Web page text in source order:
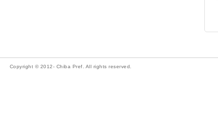
Copyright © 2012- Chiba Pref. All rights reserved.